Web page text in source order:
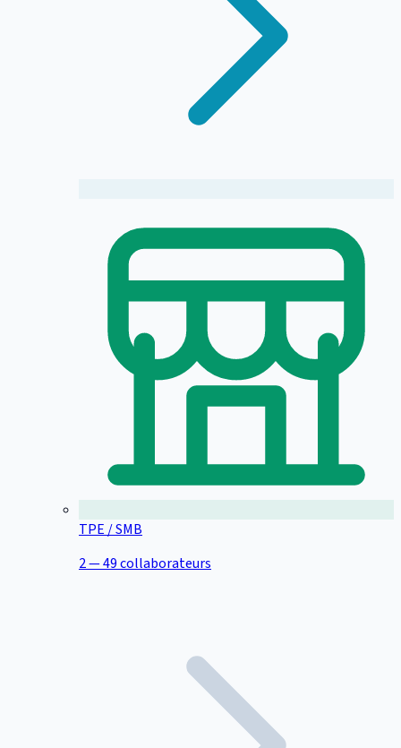
TPE / SMB
2 — 49 collaborateurs